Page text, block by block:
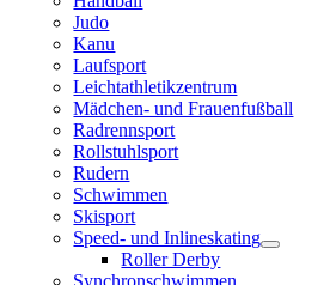
Judo
Kanu
Laufsport
Leichtathletikzentrum
Mädchen- und Frauenfußball
Radrennsport
Rollstuhlsport
Rudern
Schwimmen
Skisport
Speed- und Inlineskating
Roller Derby
Synchronschwimmen